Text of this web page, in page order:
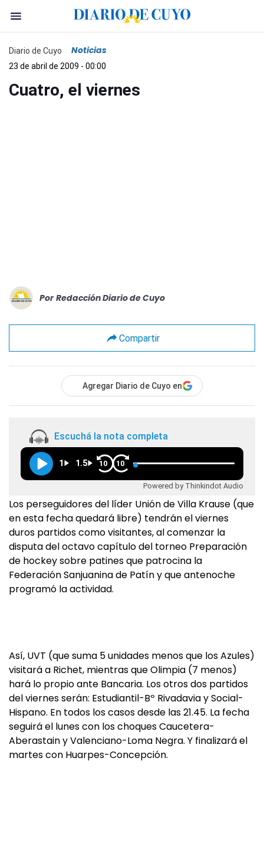
Diario de Cuyo Noticias
23 de abril de 2009 - 00:00
Cuatro, el viernes
Por Redacción Diario de Cuyo
Compartir
Agregar Diario de Cuyo en
Escuchá la nota completa
1 1.5 10 10
Powered by Thinkindot Audio
Los perseguidores del líder Unión de Villa Krause (que
en esta fecha quedará libre) tendrán el viernes
duros partidos como visitantes, al comenzar la
disputa del octavo capítulo del torneo Preparación
de hockey sobre patines que patrocina la
Federación Sanjuanina de Patín y que antenoche
programó la actividad.
Así, UVT (que suma 5 unidades menos que los Azules)
visitará a Richet, mientras que Olimpia (7 menos)
hará lo propio ante Bancaria. Los otros dos partidos
del viernes serán: Estudiantil-Bº Rivadavia y Social-
Hispano. En todos los casos desde las 21.45. La fecha
seguirá el lunes con los choques Caucetera-
Aberastain y Valenciano-Loma Negra. Y finalizará el
martes con Huarpes-Concepción.